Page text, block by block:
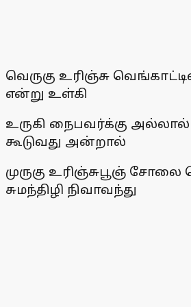
வெருகு உரிஞ்சு
என்று உள்கி
உருகி நைபவர்க்கு
கூடுவது அன்றால்
முருகு உரிஞ்சுபூஞ்
சுமந்திழி நிவாவந்து